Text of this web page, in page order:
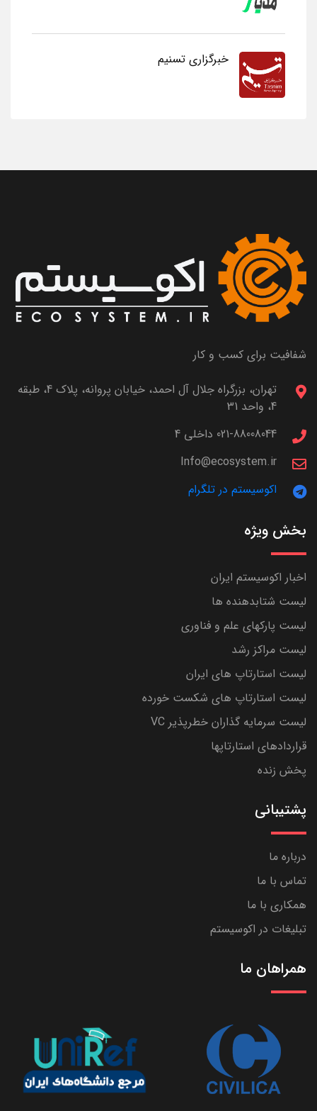
خبرگزاری تسنیم
شفافیت برای کسب و کار
تهران، بزرگراه جلال آل احمد، خیابان پروانه، پلاک 4، طبقه
4، واحد 31
021-88008044 داخلی 4
Info@ecosystem.ir
اکوسیستم در تلگرام
بخش ویژه
اخبار اکوسیستم ایران
لیست شتابدهنده ها
لیست پارکهای علم و فناوری
لیست مراکز رشد
لیست استارتاپ های ایران
لیست استارتاپ های شکست خورده
لیست سرمایه گذاران خطرپذیر VC
قراردادهای استارتاپها
پخش زنده
پشتیبانی
درباره ما
تماس با ما
همکاری با ما
تبلیغات در اکوسیستم
همراهان ما